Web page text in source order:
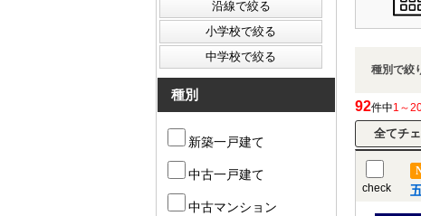
種別で絞
92件中1～
check
種別
新築一戸建て
中古一戸建て
中古マンション